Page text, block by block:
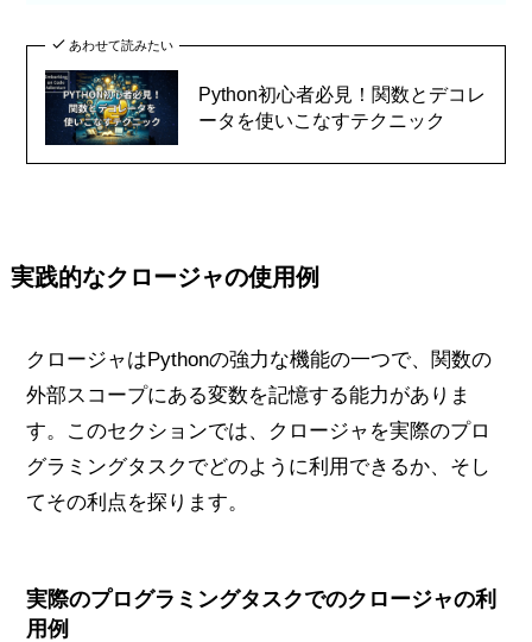
あわせて読みたい
Python初心者必見！関数とデコレ
ータを使いこなすテクニック
実践的なクロージャの使用例
クロージャはPythonの強力な機能の一つで、関数の
外部スコープにある変数を記憶する能力がありま
す。このセクションでは、クロージャを実際のプロ
グラミングタスクでどのように利用できるか、そし
てその利点を探ります。
実際のプログラミングタスクでのクロージャの利
用例